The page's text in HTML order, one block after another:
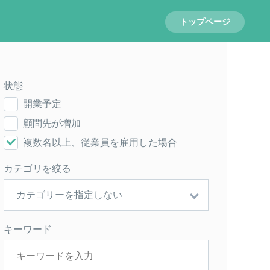
トップページ
状態
開業予定
顧問先が増加
複数名以上、従業員を雇用した場合
カテゴリを絞る
キーワード